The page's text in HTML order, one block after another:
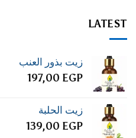
LATEST
زيت بذور العنب
197,00 EGP
زيت الحلبة
139,00 EGP